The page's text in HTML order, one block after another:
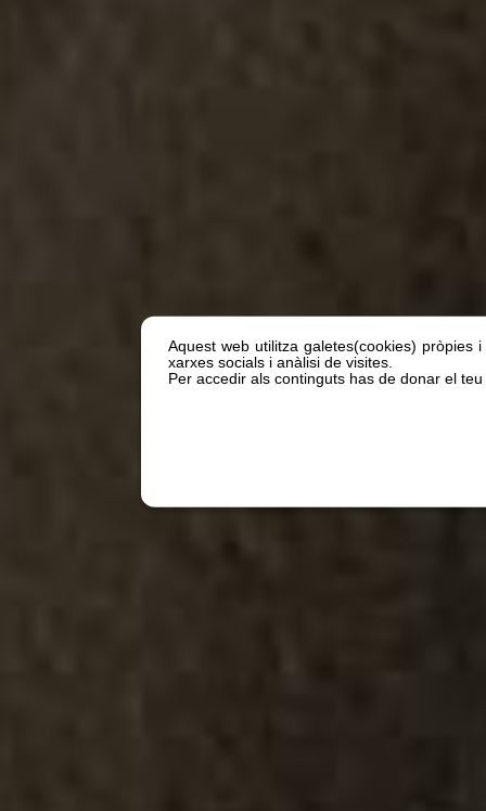
Aquest web utilitza galetes(cookies) pròpies
xarxes socials i anàlisi de visites.
Per accedir als continguts has de donar el